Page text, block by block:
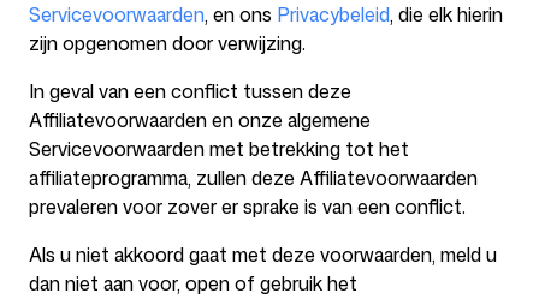
Gratis hulpmiddelen
FAQ
Servicevoorwaarden, en ons Privacybeleid, die elk hierin
zijn opgenomen door verwijzing.
In geval van een conflict tussen deze
Affiliatevoorwaarden en onze algemene
Servicevoorwaarden met betrekking tot het
affiliateprogramma, zullen deze Affiliatevoorwaarden
prevaleren voor zover er sprake is van een conflict.
Als u niet akkoord gaat met deze voorwaarden, meld u
dan niet aan voor, open of gebruik het